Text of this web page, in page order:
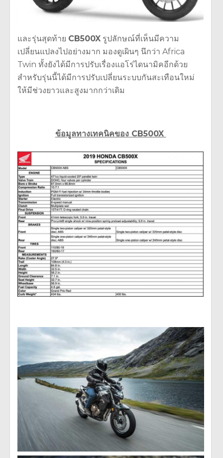
และรุ่นสุดท้าย CB500X รูปลักษณ์ที่เห็นมีความ
เปลี่ยนแปลงไปอย่างมาก มองดูเผินๆ นึกว่า Africa
Twin ทั้งยังได้มีการปรับเรื่องแอโร่ไดนามิคอีกด้วย
สำหรับรุ่นนี้ได้มีการปรับเปลี่ยนระบบกันสะเทือนใหม่
ให้มีช่วงยาวและสูงมากกว่าเดิม
ข้อมูลทางเทคนิคของ CB500X